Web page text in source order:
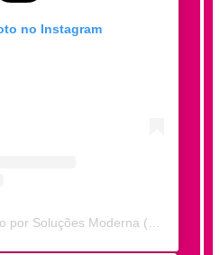
no Instagram
Um post compartilhado por Soluções Moderna (@solucoesmoderna)